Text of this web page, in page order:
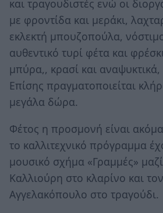
και τραγουδιστές ενώ οι
με φροντίδα και μεράκι,
εκλεκτή μπουζοπούλα,
αυθεντικό τυρί φέτα και
μπύρα,, κρασί και αναψυκτικά,
Επίσης πραγματοποιείται
μεγάλα δώρα.
Φέτος η προσμονή είναι
το καλλιτεχνικό πρόγραμμα
μουσικό σχήμα «Γραμμές»
Καλλιούρη στο κλαρίνο και
Αγγελακόπουλο στο τραγούδι.